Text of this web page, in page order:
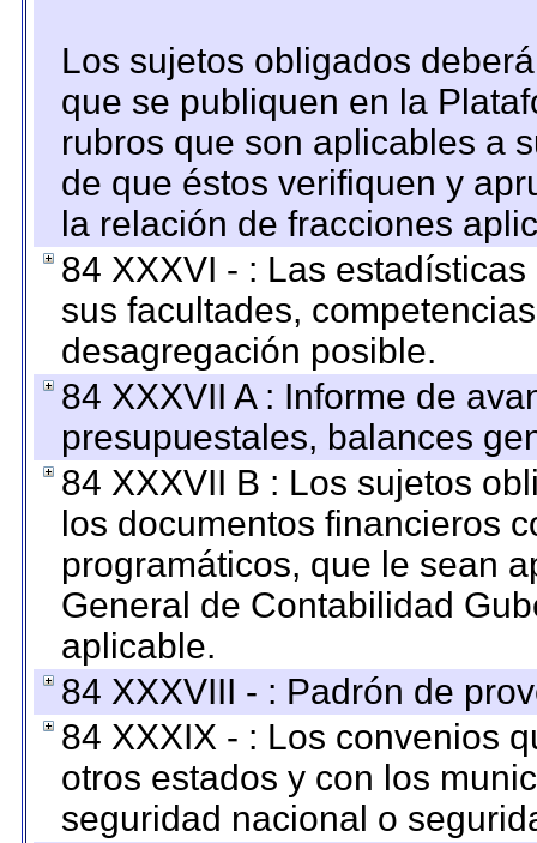
Los sujetos obligados
que se publiquen en la
rubros que son aplicables a
de que éstos verifiquen y
la relación de fracciones
84 XXXVI - : Las
sus facultades,
desagregación posible.
84 XXXVII A : Informe de
presupuestales, balances
84 XXXVII B : Los sujetos
los documentos financieros
programáticos, que le sean
General de Contabilidad
aplicable.
84 XXXVIII - : Padrón de
84 XXXIX - : Los convenios
otros estados y con los
seguridad nacional o